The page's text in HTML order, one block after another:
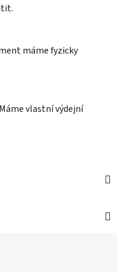
máme fyzicky
vlastní výdejní